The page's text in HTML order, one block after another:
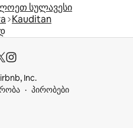
სულავესი
Kauditan
Inc.
პირობები